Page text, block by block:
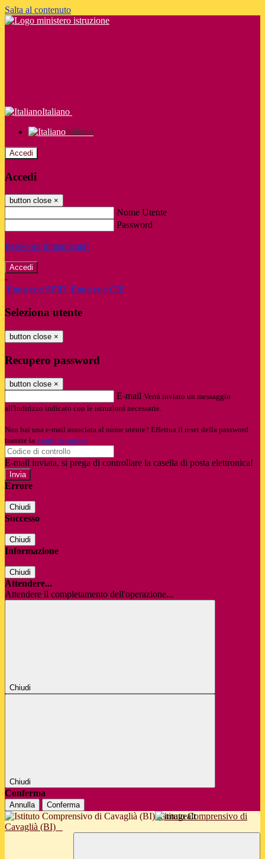
Salta al contenuto
Italiano
Italiano
Accedi
Accedi
button close ×
Nome Utente
Password
Password dimenticata?
-
Entra con SPID Entra con CIE
Seleziona utente
button close ×
Recupero password
button close ×
E-mail Verrà inviato un messaggio
all'indirizzo indicato con le istruzioni necessarie.
Non hai una e-mail associata al nome utente? Effettua il reset della password
tramite la Login Spaggiari
E-mail inviata, si prega di controllare la casella di posta elettronica!
Errore
Chiudi
Successo
Chiudi
Informazione
Chiudi
Attendere...
Attendere il completamento dell'operazione...
Chiudi
Chiudi
Conferma
Annulla Conferma
Istituto Comprensivo di
Cavaglià (BI)